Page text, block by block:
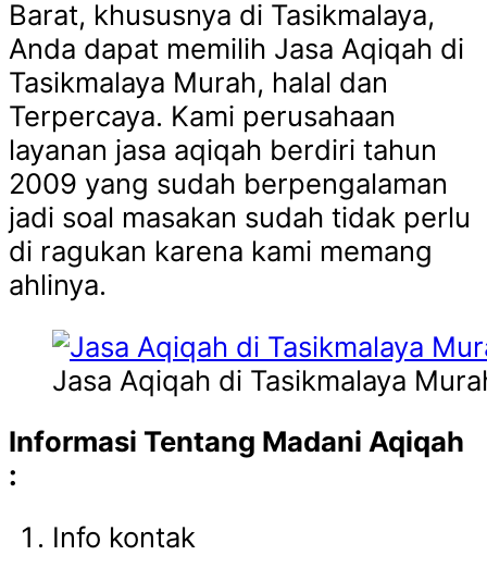
Barat, khususnya di Tasikmalaya,
Anda dapat memilih Jasa Aqiqah di
Tasikmalaya Murah, halal dan
Terpercaya. Kami perusahaan
layanan jasa aqiqah berdiri tahun
2009 yang sudah berpengalaman
jadi soal masakan sudah tidak perlu
di ragukan karena kami memang
ahlinya.
Jasa Aqiqah di Tasikmalaya
Informasi Tentang Madani Aqiqah
:
Info kontak